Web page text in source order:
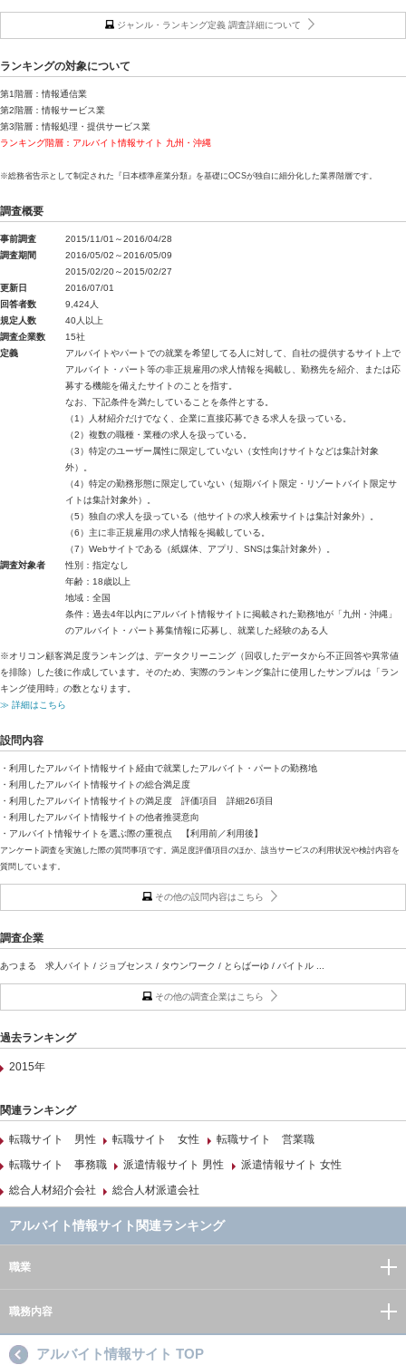
ジャンル・ランキング定義 調査詳細について
ランキングの対象について
第1階層：情報通信業
第2階層：情報サービス業
第3階層：情報処理・提供サービス業
ランキング階層：アルバイト情報サイト 九州・沖縄
※総務省告示として制定された『日本標準産業分類』を基礎にOCSが独自に細分化した業界階層です。
調査概要
事前調査
2015/11/01～2016/04/28
調査期間
2016/05/02～2016/05/09
2015/02/20～2015/02/27
更新日
2016/07/01
回答者数
9,424人
規定人数
40人以上
調査企業数
15社
定義
アルバイトやパートでの就業を希望してる人に対して、自社の提供するサイト上で
アルバイト・パート等の非正規雇用の求人情報を掲載し、勤務先を紹介、または応
募する機能を備えたサイトのことを指す。
なお、下記条件を満たしていることを条件とする。
（1）人材紹介だけでなく、企業に直接応募できる求人を扱っている。
（2）複数の職種・業種の求人を扱っている。
（3）特定のユーザー属性に限定していない（女性向けサイトなどは集計対象
外）。
（4）特定の勤務形態に限定していない（短期バイト限定・リゾートバイト限定サ
イトは集計対象外）。
（5）独自の求人を扱っている（他サイトの求人検索サイトは集計対象外）。
（6）主に非正規雇用の求人情報を掲載している。
（7）Webサイトである（紙媒体、アプリ、SNSは集計対象外）。
調査対象者
性別：指定なし
年齢：18歳以上
地域：全国
条件：過去4年以内にアルバイト情報サイトに掲載された勤務地が「九州・沖縄」
のアルバイト・パート募集情報に応募し、就業した経験のある人
※オリコン顧客満足度ランキングは、データクリーニング（回収したデータから不正回答や異常値
を排除）した後に作成しています。そのため、実際のランキング集計に使用したサンプルは「ラン
キング使用時」の数となります。
≫ 詳細はこちら
設問内容
・利用したアルバイト情報サイト経由で就業したアルバイト・パートの勤務地
・利用したアルバイト情報サイトの総合満足度
・利用したアルバイト情報サイトの満足度 評価項目 詳細26項目
・利用したアルバイト情報サイトの他者推奨意向
・アルバイト情報サイトを選ぶ際の重視点 【利用前／利用後】
アンケート調査を実施した際の質問事項です。満足度評価項目のほか、該当サービスの利用状況や検討内容を
質問しています。
その他の設問内容はこちら
調査企業
あつまる 求人バイト / ジョブセンス / タウンワーク / とらばーゆ / バイトル ...
その他の調査企業はこちら
過去ランキング
2015年
関連ランキング
転職サイト 男性 転職サイト 女性
転職サイト 営業職
転職サイト 事務職
派遣情報サイト 男性
派遣情報サイト 女性
総合人材紹介会社
総合人材派遣会社
アルバイト情報サイト関連ランキング
職業
職務内容
アルバイト情報サイト TOP